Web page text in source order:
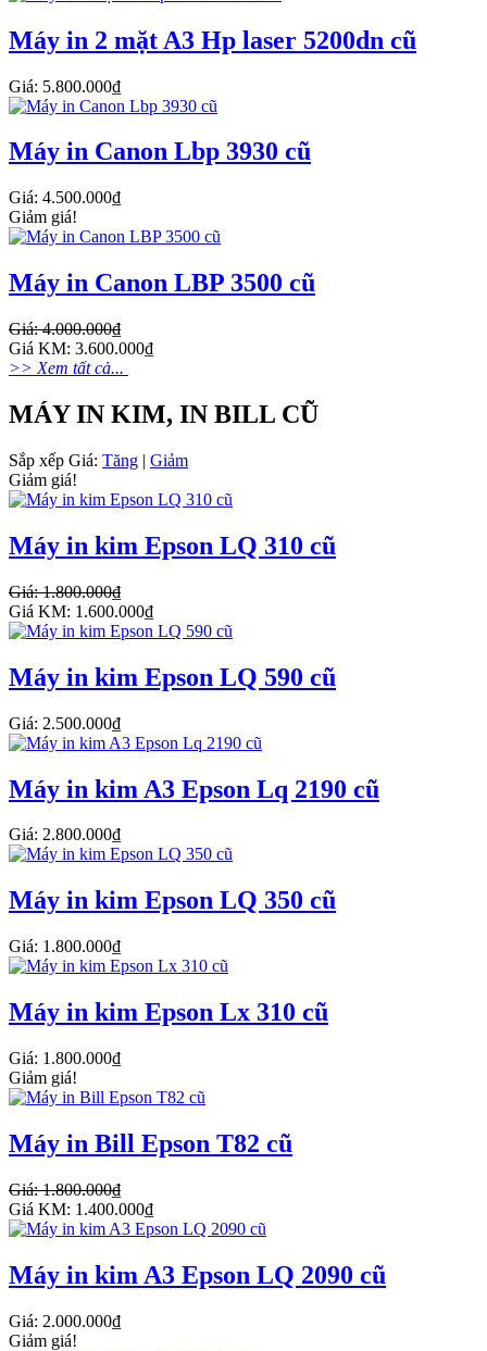
Máy in 2 mặt A3 Hp laser 5200dn cũ
Giá: 5.800.000₫
Máy in Canon Lbp 3930 cũ
Giá: 4.500.000₫
Giảm giá!
Máy in Canon LBP 3500 cũ
Giá: 4.000.000₫
Giá KM: 3.600.000₫
>> Xem tất cả...
MÁY IN KIM, IN BILL CŨ
Sắp xếp Giá: Tăng | Giảm
Giảm giá!
Máy in kim Epson LQ 310 cũ
Giá: 1.800.000₫
Giá KM: 1.600.000₫
Máy in kim Epson LQ 590 cũ
Giá: 2.500.000₫
Máy in kim A3 Epson Lq 2190 cũ
Giá: 2.800.000₫
Máy in kim Epson LQ 350 cũ
Giá: 1.800.000₫
Máy in kim Epson Lx 310 cũ
Giá: 1.800.000₫
Giảm giá!
Máy in Bill Epson T82 cũ
Giá: 1.800.000₫
Giá KM: 1.400.000₫
Máy in kim A3 Epson LQ 2090 cũ
Giá: 2.000.000₫
Giảm giá!